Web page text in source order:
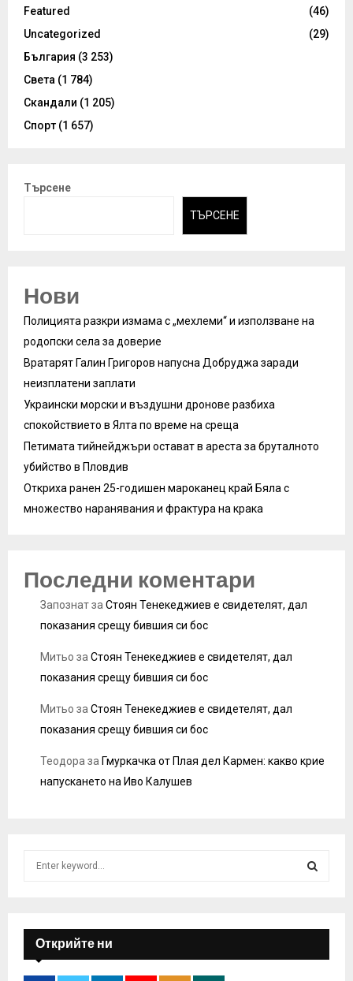
Featured
(46)
Uncategorized
(29)
България (3 253)
Света (1 784)
Скандали (1 205)
Спорт (1 657)
Търсене
ТЪРСЕНЕ
Нови
Полицията разкри измама с „мехлеми“ и използване на
родопски села за доверие
Вратарят Галин Григоров напусна Добруджа заради
неизплатени заплати
Украински морски и въздушни дронове разбиха
спокойствието в Ялта по време на среща
Петимата тийнейджъри остават в ареста за бруталното
убийство в Пловдив
Откриха ранен 25-годишен мароканец край Бяла с
множество наранявания и фрактура на крака
Последни коментари
Запознатза Стоян Тенекеджиев е свидетелят, дал
показания срещу бившия си бос
Митьо за Стоян Тенекеджиев е свидетелят, дал
показания срещу бившия си бос
Митьо за Стоян Тенекеджиев е свидетелят, дал
показания срещу бившия си бос
Теодора за Гмуркачка от Плая дел Кармен: какво крие
напускането на Иво Калушев
f
o
E
A
Открийте ни